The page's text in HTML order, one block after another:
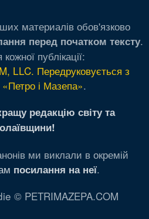
материалів обов'язково
перед початком тексту.
публікації:
LLC. Передруковується з
і Мазепа».
редакцію світу та
ми виклали в окремій
посилання на неї.
© PETRIMAZEPA.COM